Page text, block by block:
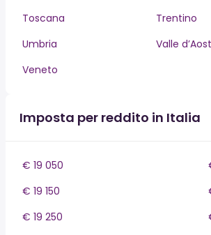
Toscana
Trentino
Umbria
Valle
Veneto
Imposta per reddito in Italia
€ 19 050
€ 19 150
€ 19 250